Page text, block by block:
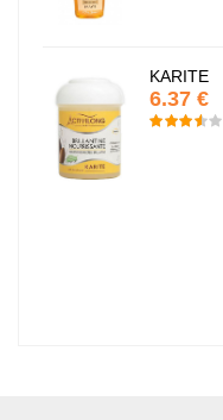
KARITE
6.37 €